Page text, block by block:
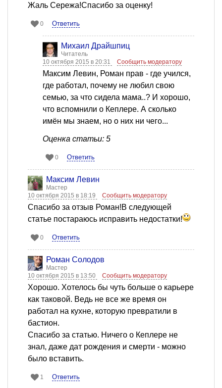
Жаль Сережа!Спасибо за оценку!
0 Ответить
Михаил Драйшпиц
Читатель
10 октября 2015 в 20:31
Сообщить модератору
Максим Левин, Роман прав - где учился,
где работал, почему не любил свою
семью, за что сидела мама..? И хорошо,
что вспомнили о Кеплере. А сколько
имён мы знаем, но о них ни чего...
Оценка статьи: 5
0 Ответить
Максим Левин
Мастер
10 октября 2015 в 18:19
Сообщить модератору
Спасибо за отзыв Роман!В следующей
статье постараюсь исправить недостатки!
0 Ответить
Роман Солодов
Мастер
10 октября 2015 в 13:50
Сообщить модератору
Хорошо. Хотелось бы чуть больше о карьере
как таковой. Ведь не все же время он
работал на кухне, которую превратили в
бастион.
Спасибо за статью. Ничего о Кеплере не
знал, даже дат рождения и смерти - можно
было вставить.
1 Ответить